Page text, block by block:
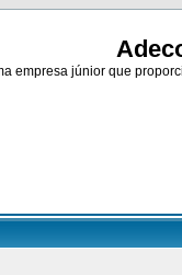
empresa júnior que